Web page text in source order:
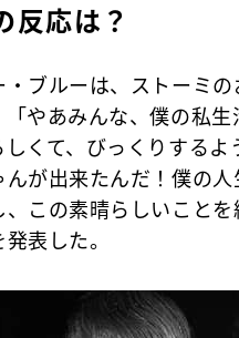
反応は？
ブルーは、ストーミ
「やあみんな、僕の私
くて、びっくりする
が出来たんだ！僕の
、この素晴らしいこと
表した。